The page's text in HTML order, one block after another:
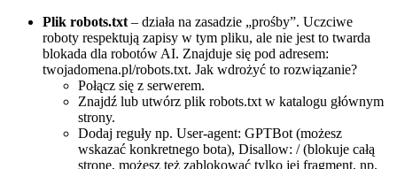
Plik robots.txt – działa na zasadzie „prośby”. Uczciwe
roboty respektują zapisy w tym pliku, ale nie jest to twarda
blokada dla robotów AI. Znajduje się pod adresem:
twojadomena.pl/robots.txt. Jak wdrożyć to rozwiązanie?
Połącz się z serwerem.
Znajdź lub utwórz plik robots.txt w katalogu głównym
strony.
Dodaj reguły np. User-agent: GPTBot (możesz
wskazać konkretnego bota), Disallow: / (blokuje całą
stronę, możesz też zablokować tylko jej fragment, np.